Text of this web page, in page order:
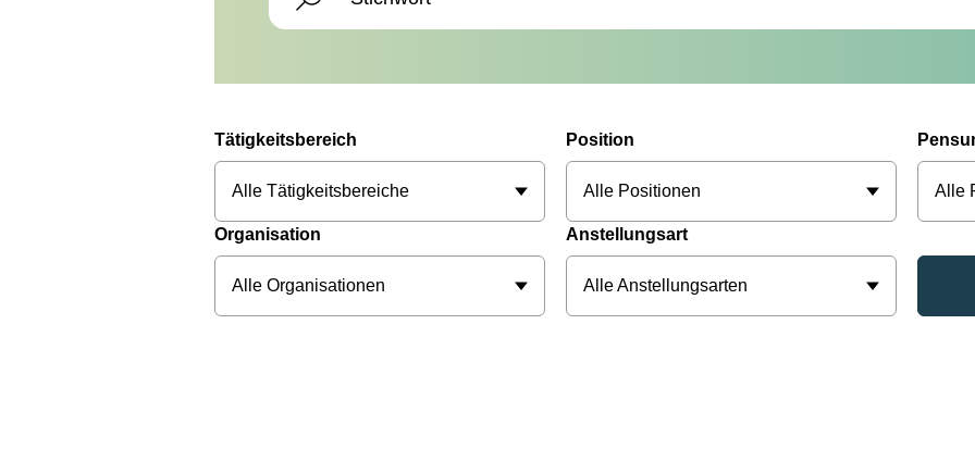
Tätigkeitsbereich
Alle Tätigkeitsbereiche
Position
Alle Positionen Alle
Organisation
Alle Organisationen
Anstellungsart
Alle Anstellungsarten